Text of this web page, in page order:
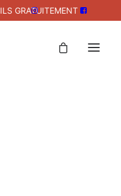
GRATUITEMENT
au coeur
de Coeur